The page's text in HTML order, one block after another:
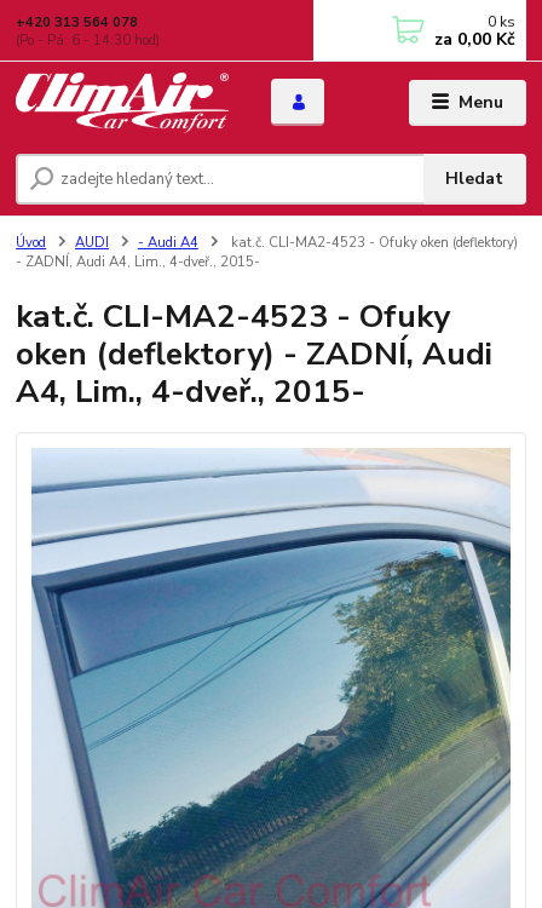
Menu
Hledat
+420 313 564 078
(Po - Pá: 6 - 14:30 hod)
0 ks
za 0,00 Kč
Úvod AUDI - Audi A4
kat.č. CLI-MA2-4523 - Ofuky oken (deflektory)
- ZADNÍ, Audi A4, Lim., 4-dveř., 2015-
kat.č. CLI-MA2-4523 - Ofuky
oken (deflektory) - ZADNÍ, Audi
A4, Lim., 4-dveř., 2015-